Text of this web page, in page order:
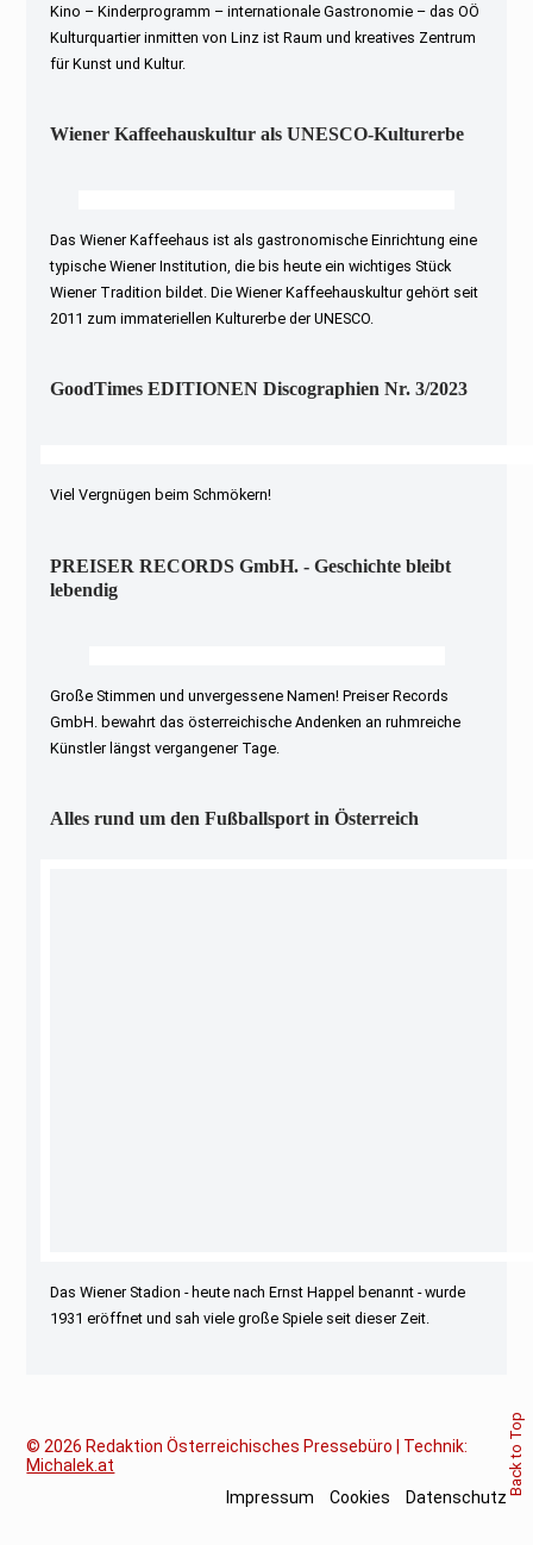
Kino – Kinderprogramm – internationale Gastronomie – das OÖ
Kulturquartier inmitten von Linz ist Raum und kreatives Zentrum
für Kunst und Kultur.
Wiener Kaffeehauskultur als UNESCO-Kulturerbe
Das Wiener Kaffeehaus ist als gastronomische Einrichtung eine
typische Wiener Institution, die bis heute ein wichtiges Stück
Wiener Tradition bildet. Die Wiener Kaffeehauskultur gehört seit
2011 zum immateriellen Kulturerbe der UNESCO.
GoodTimes EDITIONEN Discographien Nr. 3/2023
Viel Vergnügen beim Schmökern!
PREISER RECORDS GmbH. - Geschichte bleibt
lebendig
Große Stimmen und unvergessene Namen! Preiser Records
GmbH. bewahrt das österreichische Andenken an ruhmreiche
Künstler längst vergangener Tage.
Alles rund um den Fußballsport in Österreich
Das Wiener Stadion - heute nach Ernst Happel benannt - wurde
1931 eröffnet und sah viele große Spiele seit dieser Zeit.
© 2026 Redaktion Österreichisches Pressebüro | Technik:
Michalek.at
Impressum
Cookies Datenschutz
Back to Top